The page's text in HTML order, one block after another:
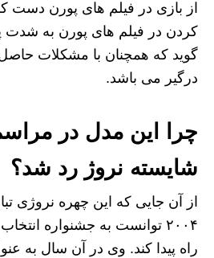
از بازی در فیلم های پورن دست
کردن در فیلم های پورن به
گوید که همچنان با مشکلات
درگیر می باشد.
چرا این مدل در
شایسته نروژ رد شد؟
از آن جایی که این چهره نروژی
۲۰۰۴ توانست به جشنواره
راه پیدا کند. وی در آن سال به